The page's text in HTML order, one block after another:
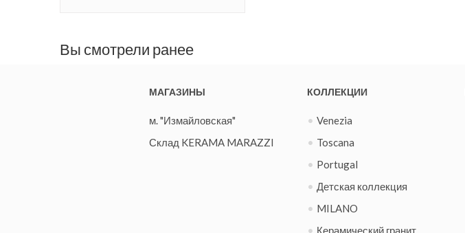
Вы смотрели ранее
МАГАЗИНЫ
м. "Измайловская"
Склад KERAMA MARAZZI
КОЛЛЕКЦИИ
Venezia
Toscana
Portugal
Детская коллекция
MILANO
Керамический гранит